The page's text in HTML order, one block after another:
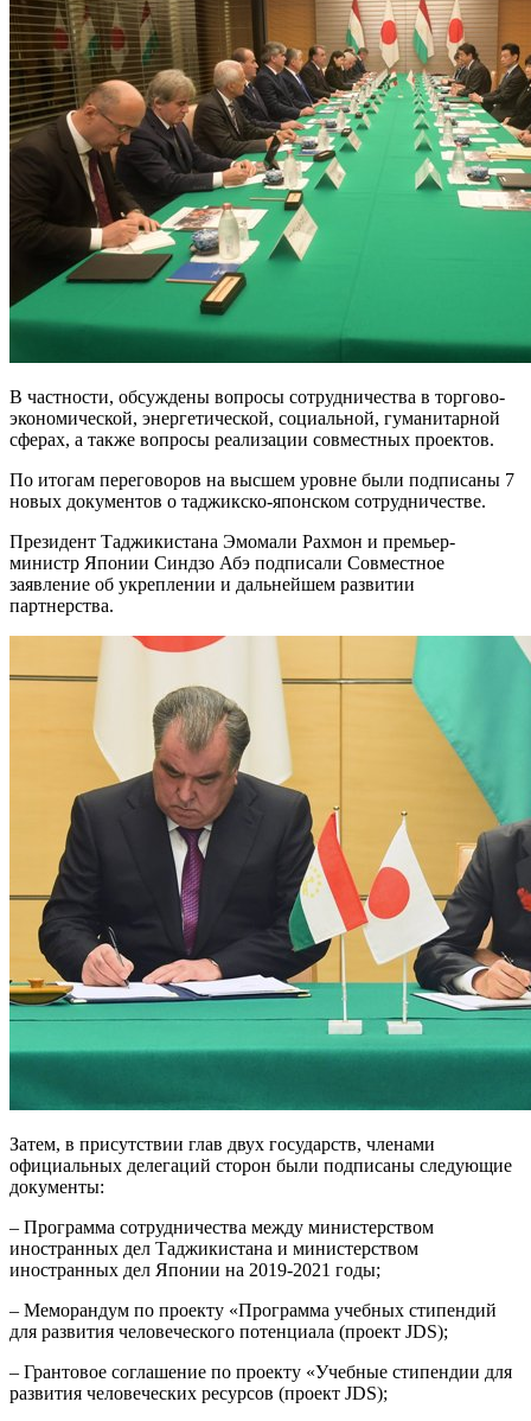
В частности, обсуждены вопросы сотрудничества в торгово-
экономической, энергетической, социальной, гуманитарной
сферах, а также вопросы реализации совместных проектов.
По итогам переговоров на высшем уровне были подписаны 7
новых документов о таджикско-японском сотрудничестве.
Президент Таджикистана Эмомали Рахмон и премьер-
министр Японии Синдзо Абэ подписали Совместное
заявление об укреплении и дальнейшем развитии
партнерства.
Затем, в присутствии глав двух государств, членами
официальных делегаций сторон были подписаны следующие
документы:
– Программа сотрудничества между министерством
иностранных дел Таджикистана и министерством
иностранных дел Японии на 2019-2021 годы;
– Меморандум по проекту «Программа учебных стипендий
для развития человеческого потенциала (проект JDS);
– Грантовое соглашение по проекту «Учебные стипендии для
развития человеческих ресурсов (проект JDS);